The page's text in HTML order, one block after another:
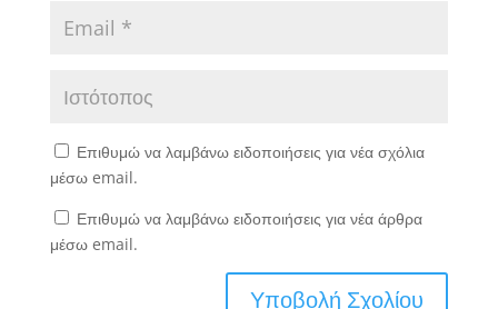
Επιθυμώ να λαμβάνω ειδοποιήσεις για νέα σχόλια
μέσω email.
Επιθυμώ να λαμβάνω ειδοποιήσεις για νέα άρθρα
μέσω email.